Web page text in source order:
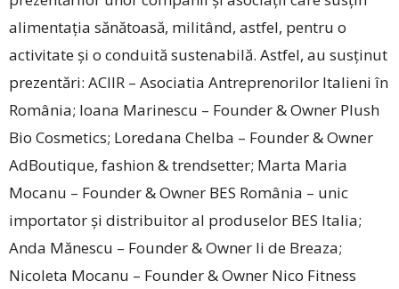
alimentația sănătoasă, militând, astfel, pentru o
activitate și o conduită sustenabilă. Astfel, au susținut
prezentări: ACIIR – Asociatia Antreprenorilor Italieni în
România; Ioana Marinescu – Founder & Owner Plush
Bio Cosmetics; Loredana Chelba – Founder & Owner
AdBoutique, fashion & trendsetter; Marta Maria
Mocanu – Founder & Owner BES România – unic
importator și distribuitor al produselor BES Italia;
Anda Mănescu – Founder & Owner Ii de Breaza;
Nicoleta Mocanu – Founder & Owner Nico Fitness